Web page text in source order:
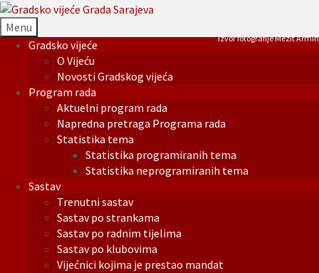
Menu
Gradsko vijeće
O Vijeću
Novosti Gradskog vijeća
Program rada
Aktuelni program rada
Napredna pretraga Programa rada
Statistika tema
Statistika programiranih tema
Statistika neprogramiranih tema
Sastav
Trenutni sastav
Sastav po strankama
Sastav po radnim tijelima
Sastav po klubovima
Vijećnici kojima je prestao mandat
Izvor fotografije Mezit Armin